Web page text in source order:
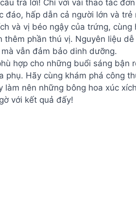
trả lời! Chỉ với vài thao tác
đáo, hấp dẫn cả người lớn và
và vị béo ngậy của trứng,
thêm phần thú vị. Nguyên liệu
vẫn đảm bảo dinh dưỡng.
hợp cho những buổi sáng bận
phụ. Hãy cùng khám phá công
nên những bông hoa xúc
với kết quả đấy!